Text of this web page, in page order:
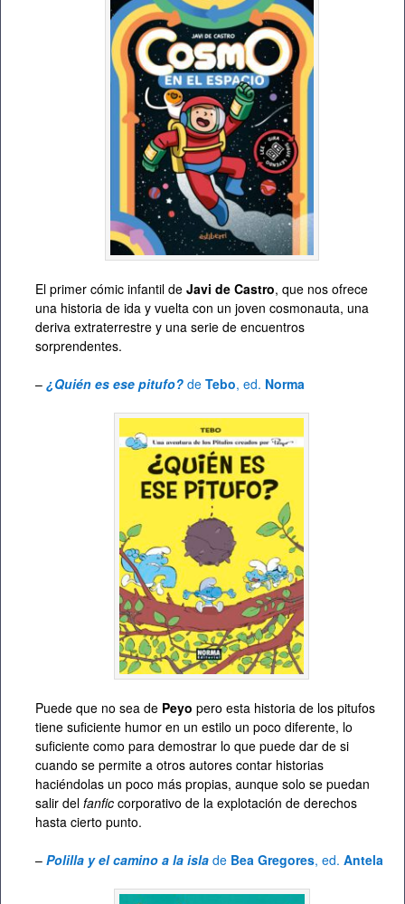
El primer cómic infantil de Javi de Castro, que nos ofrece
una historia de ida y vuelta con un joven cosmonauta, una
deriva extraterrestre y una serie de encuentros
sorprendentes.
– ¿Quién es ese pitufo? de Tebo, ed. Norma
Puede que no sea de Peyo pero esta historia de los pitufos
tiene suficiente humor en un estilo un poco diferente, lo
suficiente como para demostrar lo que puede dar de si
cuando se permite a otros autores contar historias
haciéndolas un poco más propias, aunque solo se puedan
salir del fanfic corporativo de la explotación de derechos
hasta cierto punto.
– Polilla y el camino a la isla de Bea Gregores, ed. Antela